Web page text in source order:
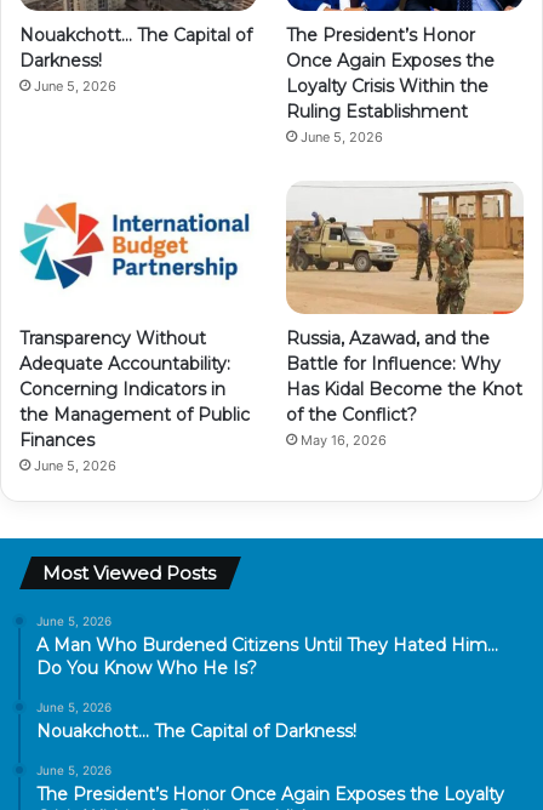
Nouakchott… The Capital of
Darkness!
June 5, 2026
The President’s Honor
Once Again Exposes the
Loyalty Crisis Within the
Ruling Establishment
June 5, 2026
Transparency Without
Adequate Accountability:
Concerning Indicators in
the Management of Public
Finances
June 5, 2026
Russia, Azawad, and the
Battle for Influence: Why
Has Kidal Become the Knot
of the Conflict?
May 16, 2026
Most Viewed Posts
June 5, 2026
A Man Who Burdened Citizens Until They Hated Him…
Do You Know Who He Is?
June 5, 2026
Nouakchott… The Capital of Darkness!
June 5, 2026
The President’s Honor Once Again Exposes the Loyalty